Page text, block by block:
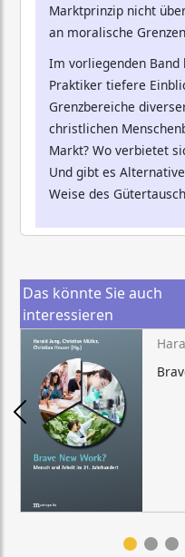
Marktprinzip nicht
an moralische
Im vorliegenden
Praktiker tiefere
Grenzbereiche
christlichen
Markt? Wo verbietet
Und gibt es
Weise des
Das könnte Sie auch
interessieren